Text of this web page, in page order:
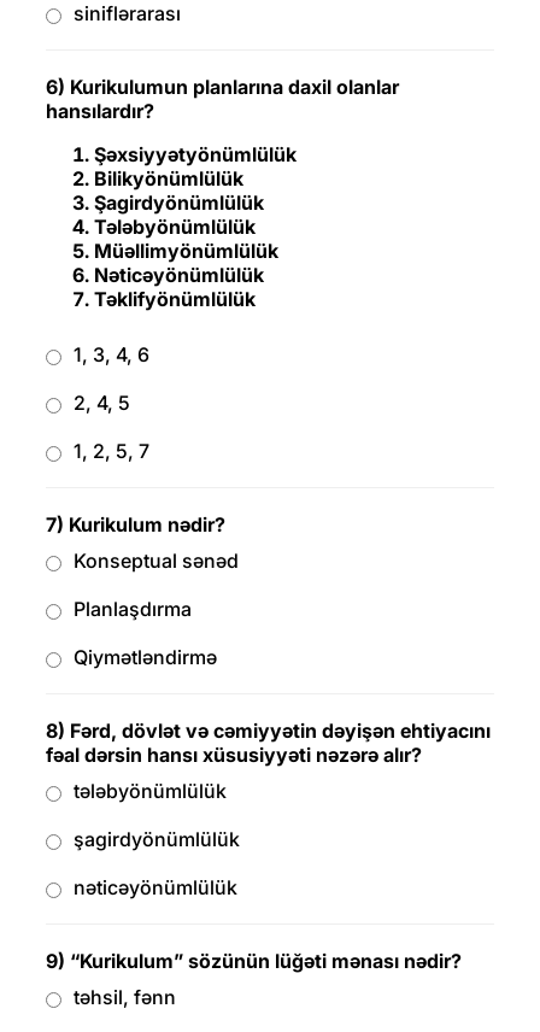
siniflərarası
6) Kurikulumun planlarına daxil olanlar
hansılardır?
Şəxsiyyətyönümlülük
Bilikyönümlülük
Şagirdyönümlülük
Tələbyönümlülük
Müəllimyönümlülük
Nəticəyönümlülük
Təklifyönümlülük
1, 3, 4, 6
2, 4, 5
1, 2, 5, 7
7) Kurikulum nədir?
Konseptual sənəd
Planlaşdırma
Qiymətləndirmə
8) Fərd, dövlət və cəmiyyətin dəyişən ehtiyacını
fəal dərsin hansı xüsusiyyəti nəzərə alır?
tələbyönümlülük
şagirdyönümlülük
nəticəyönümlülük
9) “Kurikulum” sözünün lüğəti mənası nədir?
təhsil, fənn